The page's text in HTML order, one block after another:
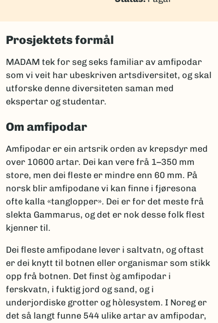
Prosjektets formål
MADAM tek for seg seks familiar av amfipodar
som vi veit har ubeskriven artsdiversitet, og skal
utforske denne diversiteten saman med
ekspertar og studentar.
Om amfipodar
Amfipodar er ein artsrik orden av krepsdyr med
over 10600 artar. Dei kan vere frå 1–350 mm
store, men dei fleste er mindre enn 60 mm. På
norsk blir amfipodane vi kan finne i fjøresona
ofte kalla «tanglopper». Dei er for det meste frå
slekta Gammarus, og det er nok desse folk flest
kjenner til.
Dei fleste amfipodane lever i saltvatn, og oftast
er dei knytt til botnen eller organismar som stikk
opp frå botnen. Det finst òg amfipodar i
ferskvatn, i fuktig jord og sand, og i
underjordiske grotter og hòlesystem. I Noreg er
det så langt funne 544 ulike artar av amfipodar,